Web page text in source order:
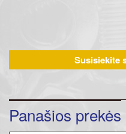
Susisiekite
Panašios prekės